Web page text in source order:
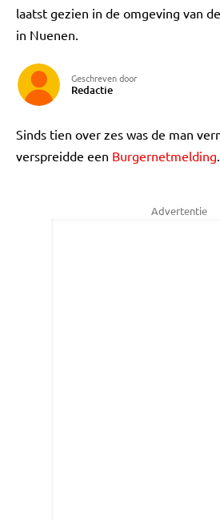
laatst gezien in de omgeving van
in Nuenen.
Geschreven door
Redactie
Sinds tien over zes was de man
verspreidde een Burgernetmelding.
Advertentie